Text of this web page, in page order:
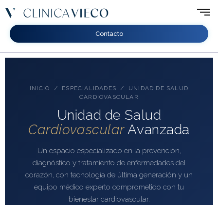
Contacto
INICIO / ESPECIALIDADES / UNIDAD DE SALUD
CARDIOVASCULAR
Unidad de Salud
CardiovascularAvanzada
Un espacio especializado en la prevención,
diagnóstico y tratamiento de enfermedades del
corazón, con tecnología de última generación y un
equipo médico experto comprometido con tu
bienestar cardiovascular.